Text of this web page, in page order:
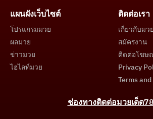
แผนผังเว็บไซต์
โปรแกรมมวย
ผลมวย
ข่าวมวย
ไฮไลท์มวย
ติดต่อเรา
เกี่ยวกับมว
สมัครงาน
ติดต่อโฆษ
Privacy
Terms
ช่องทางติดต่อมวยเด็ด